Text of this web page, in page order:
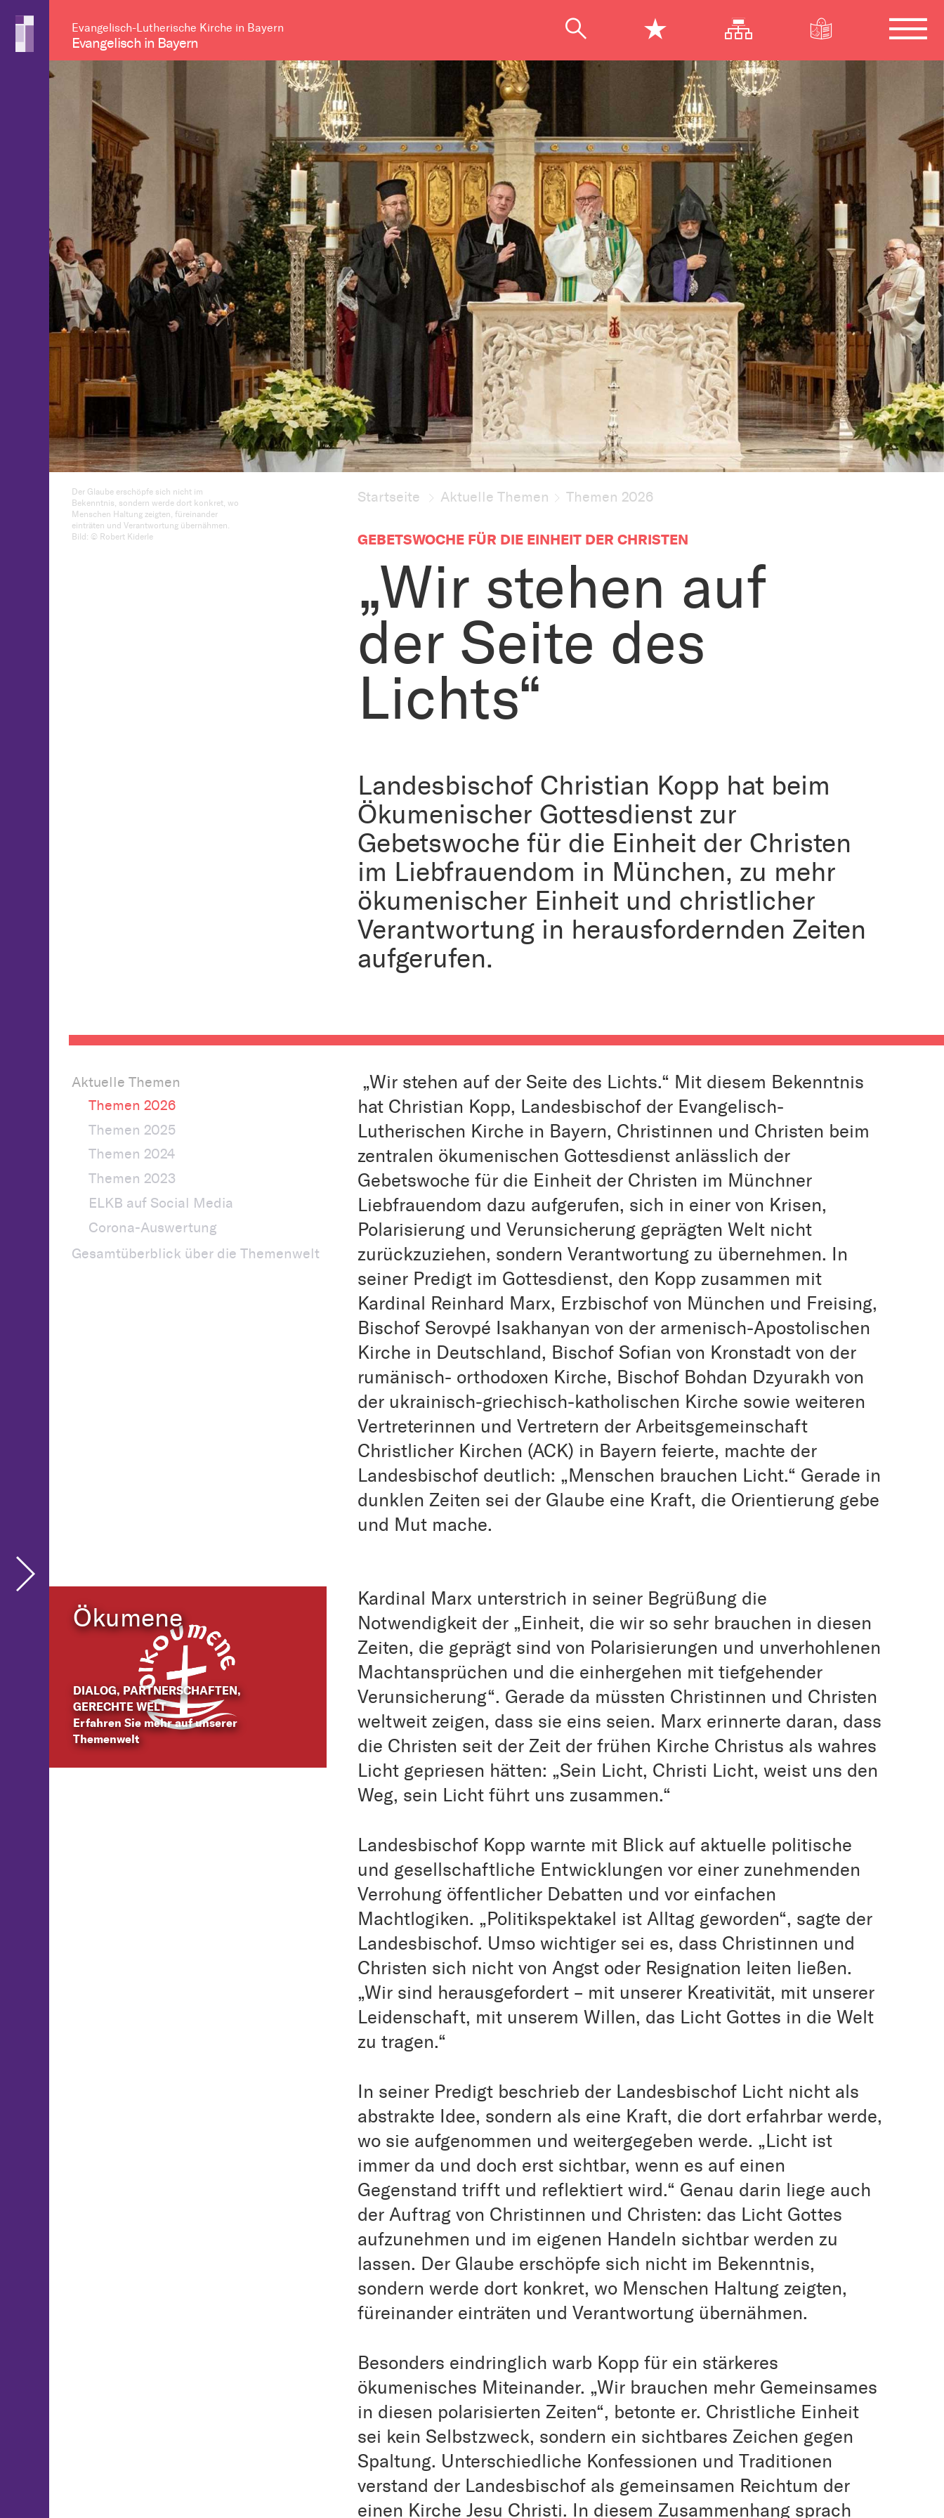
Evangelisch-Lutherische Kirche in Bayern
Evangelisch in Bayern
Der Glaube erschöpfe sich nicht im
Bekenntnis, sondern werde dort konkret, wo
Menschen Haltung zeigten, füreinander
einträten und Verantwortung übernähmen.
Bild: © Robert Kiderle
Startseite Aktuelle Themen Themen 2026
GEBETSWOCHE FÜR DIE EINHEIT DER CHRISTEN
„Wir stehen auf
der Seite des
Lichts“
Landesbischof Christian Kopp hat beim
Ökumenischer Gottesdienst zur
Gebetswoche für die Einheit der Christen
im Liebfrauendom in München, zu mehr
ökumenischer Einheit und christlicher
Verantwortung in herausfordernden Zeiten
aufgerufen.
Aktuelle Themen
Themen 2026
Themen 2025
Themen 2024
Themen 2023
ELKB auf Social Media
Corona-Auswertung
Gesamtüberblick über die Themenwelt
„Wir stehen auf der Seite des Lichts.“ Mit diesem Bekenntnis
hat Christian Kopp, Landesbischof der Evangelisch-
Lutherischen Kirche in Bayern, Christinnen und Christen beim
zentralen ökumenischen Gottesdienst anlässlich der
Gebetswoche für die Einheit der Christen im Münchner
Liebfrauendom dazu aufgerufen, sich in einer von Krisen,
Polarisierung und Verunsicherung geprägten Welt nicht
zurückzuziehen, sondern Verantwortung zu übernehmen. In
seiner Predigt im Gottesdienst, den Kopp zusammen mit
Kardinal Reinhard Marx, Erzbischof von München und Freising,
Bischof Serovpé Isakhanyan von der armenisch-Apostolischen
Kirche in Deutschland, Bischof Sofian von Kronstadt von der
rumänisch- orthodoxen Kirche, Bischof Bohdan Dzyurakh von
der ukrainisch-griechisch-katholischen Kirche sowie weiteren
Vertreterinnen und Vertretern der Arbeitsgemeinschaft
Christlicher Kirchen (ACK) in Bayern feierte, machte der
Landesbischof deutlich: „Menschen brauchen Licht.“ Gerade in
dunklen Zeiten sei der Glaube eine Kraft, die Orientierung gebe
und Mut mache.
Ökumene
DIALOG, PARTNERSCHAFTEN,
GERECHTE WELT
Erfahren Sie mehr auf unserer
Themenwelt
Kardinal Marx unterstrich in seiner Begrüßung die
Notwendigkeit der „Einheit, die wir so sehr brauchen in diesen
Zeiten, die geprägt sind von Polarisierungen und unverhohlenen
Machtansprüchen und die einhergehen mit tiefgehender
Verunsicherung“. Gerade da müssten Christinnen und Christen
weltweit zeigen, dass sie eins seien. Marx erinnerte daran, dass
die Christen seit der Zeit der frühen Kirche Christus als wahres
Licht gepriesen hätten: „Sein Licht, Christi Licht, weist uns den
Weg, sein Licht führt uns zusammen.“
Landesbischof Kopp warnte mit Blick auf aktuelle politische
und gesellschaftliche Entwicklungen vor einer zunehmenden
Verrohung öffentlicher Debatten und vor einfachen
Machtlogiken. „Politikspektakel ist Alltag geworden“, sagte der
Landesbischof. Umso wichtiger sei es, dass Christinnen und
Christen sich nicht von Angst oder Resignation leiten ließen.
„Wir sind herausgefordert – mit unserer Kreativität, mit unserer
Leidenschaft, mit unserem Willen, das Licht Gottes in die Welt
zu tragen.“
In seiner Predigt beschrieb der Landesbischof Licht nicht als
abstrakte Idee, sondern als eine Kraft, die dort erfahrbar werde,
wo sie aufgenommen und weitergegeben werde. „Licht ist
immer da und doch erst sichtbar, wenn es auf einen
Gegenstand trifft und reflektiert wird.“ Genau darin liege auch
der Auftrag von Christinnen und Christen: das Licht Gottes
aufzunehmen und im eigenen Handeln sichtbar werden zu
lassen. Der Glaube erschöpfe sich nicht im Bekenntnis,
sondern werde dort konkret, wo Menschen Haltung zeigten,
füreinander einträten und Verantwortung übernähmen.
Besonders eindringlich warb Kopp für ein stärkeres
ökumenisches Miteinander. „Wir brauchen mehr Gemeinsames
in diesen polarisierten Zeiten“, betonte er. Christliche Einheit
sei kein Selbstzweck, sondern ein sichtbares Zeichen gegen
Spaltung. Unterschiedliche Konfessionen und Traditionen
verstand der Landesbischof als gemeinsamen Reichtum der
einen Kirche Jesu Christi. In diesem Zusammenhang sprach